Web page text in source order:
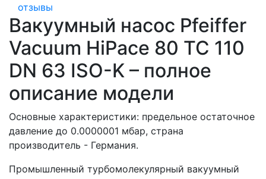
отзывы
Вакуумный насос Pfeiffer
Vacuum HiPace 80 TC 110
DN 63 ISO-K – полное
описание модели
Основные характеристики: предельное остаточное
давление до 0.0000001 мбар, страна
производитель - Германия.
Промышленный турбомолекулярный вакуумный